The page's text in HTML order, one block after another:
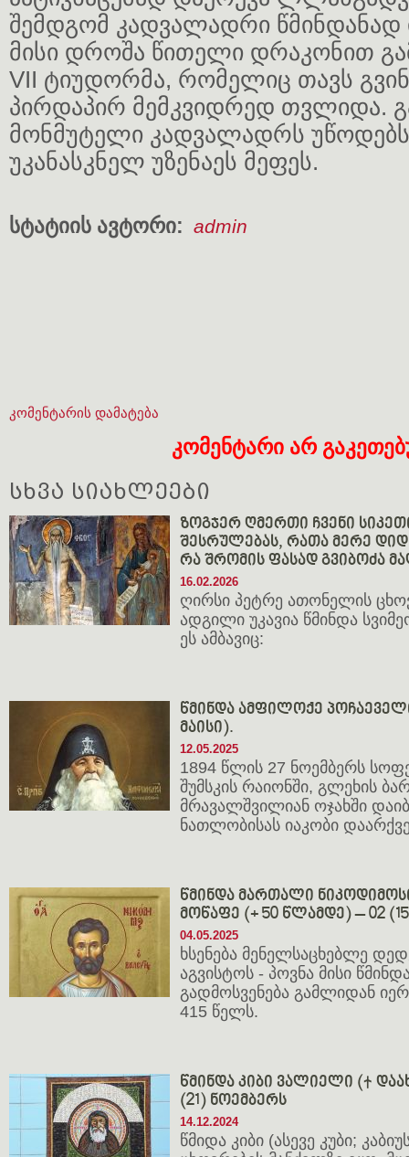
შემდგომ კადვალადრი წმინდანად
მისი დროშა წითელი დრაკონით
VII ტიუდორმა, რომელიც თავს
პირდაპირ მემკვიდრედ თვლიდა.
მონმუტელი კადვალადრს
უკანასკნელ უზენაეს მეფეს.
სტატიის ავტორი: admin
კომენტარის დამატება
კომენტარი არ
სხვა სიახლეები
ზოგჯერ ღმერთი ჩვენი
შესრულებას, რათა მერე
რა შრომის ფასად გვიბოძა
16.02.2026
ღირსი პეტრე ათონელის
ადგილი უკავია წმინდა
ეს ამბავიც:
წმინდა ამფილოქე
მაისი).
12.05.2025
1894 წლის 27 ნოემბერს
შუმსკის რაიონში, გლეხის
მრავალშვილიან ოჯახში
ნათლობისას იაკობი
წმინდა მართალი
მოწაფე (+ 50 წლამდე) – 02
04.05.2025
ხსენება მენელსაცხებლე
აგვისტოს - პოვნა მისი
გადმოსვენება გამლიდან
415 წელს.
წმინდა კიბი ვალიელი (†
(21) ნოემბერს
14.12.2024
წმიდა კიბი (ასევე კუბი;